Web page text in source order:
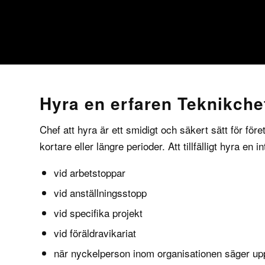
Hyra en erfaren
Chef att hyra är ett smidigt och säkert sätt för
kortare eller längre perioder. Att tillfälligt hyra en
vid arbetstoppar
vid anställningsstopp
vid specifika projekt
vid föräldravikariat
när nyckelperson inom organisationen säger